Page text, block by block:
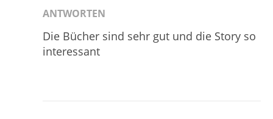
ANTWORTEN
Die Bücher sind sehr gut und die Story so
interessant